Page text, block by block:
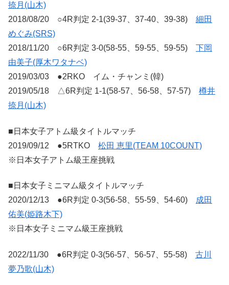
捺月(山木)
2018/08/20 ○4R判定 2-1(39-37、37-40、39-38) 細田
めぐみ(SRS)
2018/11/20 ○6R判定 3-0(58-55、59-55、59-55) 下岡
由美子(厚木ワタナベ)
2019/03/03 ●2RKO イム・チャンミ(韓)
2019/05/18 △6R判定 1-1(58-57、56-58、57-57) 樽井
捺月(山木)
■日本女子アトム級タイトルマッチ
2019/09/12 ●5RTKO 松田 恵里(TEAM 10COUNT)
※日本女子アトム級王座挑戦
■日本女子ミニマム級タイトルマッチ
2020/12/13 ●6R判定 0-3(56-58、55-59、54-60)
成田
佑美(姫路木下)
※日本女子ミニマム級王座挑戦
2022/11/30 ●6R判定 0-3(56-57、56-57、55-58) 古川
夢乃歌(山木)